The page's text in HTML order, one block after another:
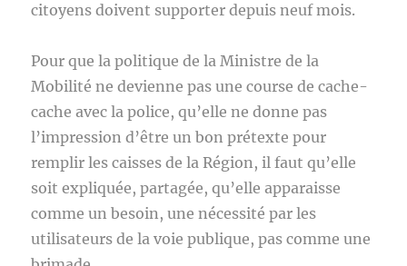
citoyens doivent supporter depuis neuf mois.
Pour que la politique de la Ministre de la
Mobilité ne devienne pas une course de cache-
cache avec la police, qu’elle ne donne pas
l’impression d’être un bon prétexte pour
remplir les caisses de la Région, il faut qu’elle
soit expliquée, partagée, qu’elle apparaisse
comme un besoin, une nécessité par les
utilisateurs de la voie publique, pas comme une